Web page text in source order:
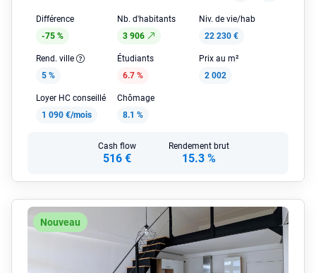
Différence
-75 %
Nb. d'habitants
3 906
Niv. de vie/hab
22 230 €
Rend. ville
5 %
Étudiants
6.7 %
Prix au m²
2 002
Loyer HC conseillé
1 090 €/mois
Chômage
8.1 %
Cash flow
516 €
Rendement brut
15.3 %
Nouveau